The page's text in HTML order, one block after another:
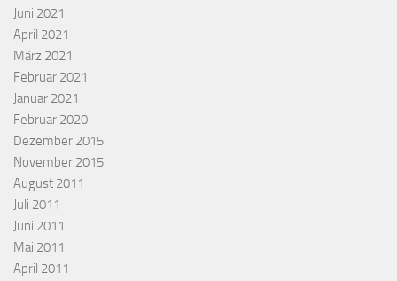
Juni 2021
April 2021
März 2021
Februar 2021
Januar 2021
Februar 2020
Dezember 2015
November 2015
August 2011
Juli 2011
Juni 2011
Mai 2011
April 2011